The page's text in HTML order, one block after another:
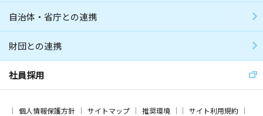
自治体・省庁との連携
財団との連携
社員採用
個人情報保護方針 サイトマップ 推奨環境
サイト利用規約